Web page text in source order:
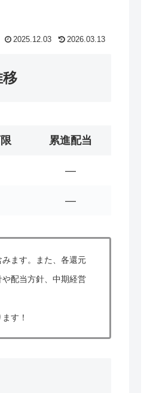
2025.12.03 2026.03.13
累進配当
―
―
ます。また、各還元
配当方針、中期経営
す！